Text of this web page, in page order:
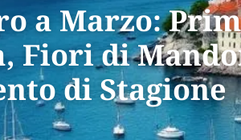
a Marzo:
Fiori di
di Stagione